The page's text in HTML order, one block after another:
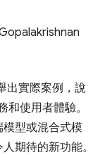
出實際案例，說
使用者體驗。
型或混合式模
期待的新功能。